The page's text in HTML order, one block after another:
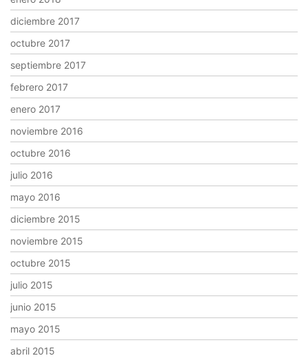
diciembre 2017
octubre 2017
septiembre 2017
febrero 2017
enero 2017
noviembre 2016
octubre 2016
julio 2016
mayo 2016
diciembre 2015
noviembre 2015
octubre 2015
julio 2015
junio 2015
mayo 2015
abril 2015